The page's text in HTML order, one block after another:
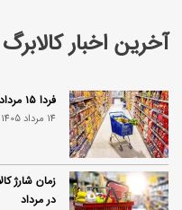
آخرین اخبار کالابرگ
فردا ۱۵ مرداد کالابرگ این افراد واریز می‌شود
14 مرداد 1405
زمان شارژ
در مرداد